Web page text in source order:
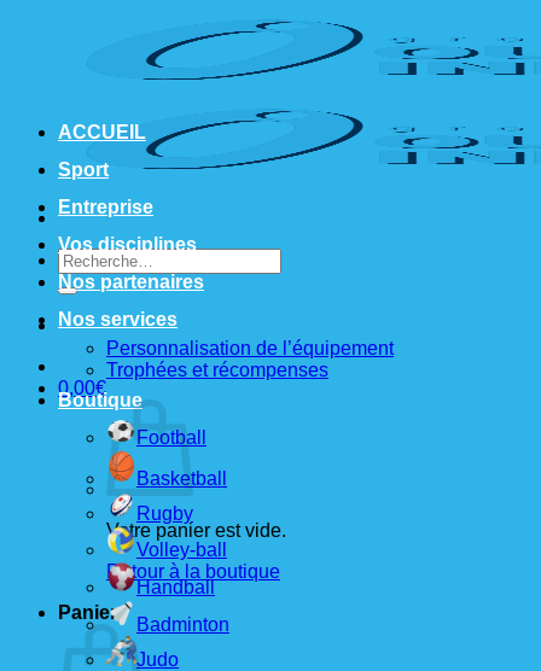
Recherche
pour :
0,00€
Votre panier est vide.
Retour à la boutique
Panier
ACCUEIL
Sport
Entreprise
Vos disciplines
Nos partenaires
Nos services
Personnalisation de l’équipement
Trophées et récompenses
Boutique
Football
Basketball
Rugby
Volley-ball
Handball
Badminton
Judo